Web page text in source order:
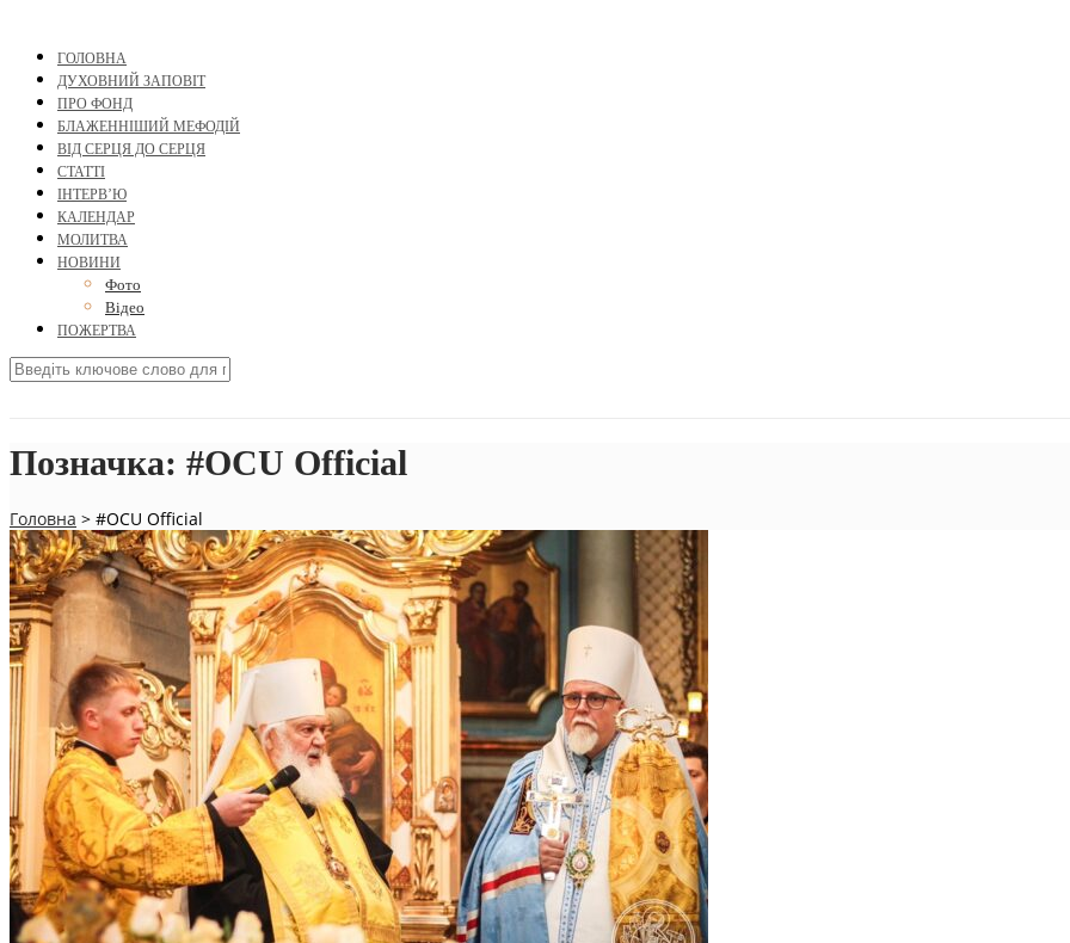
ГОЛОВНА
ДУХОВНИЙ ЗАПОВІТ
ПРО ФОНД
БЛАЖЕННІШИЙ МЕФОДІЙ
ВІД СЕРЦЯ ДО СЕРЦЯ
СТАТТІ
ІНТЕРВ’Ю
КАЛЕНДАР
МОЛИТВА
НОВИНИ
Фото
Відео
ПОЖЕРТВА
Позначка: #OCU Official
Головна > #OCU Official